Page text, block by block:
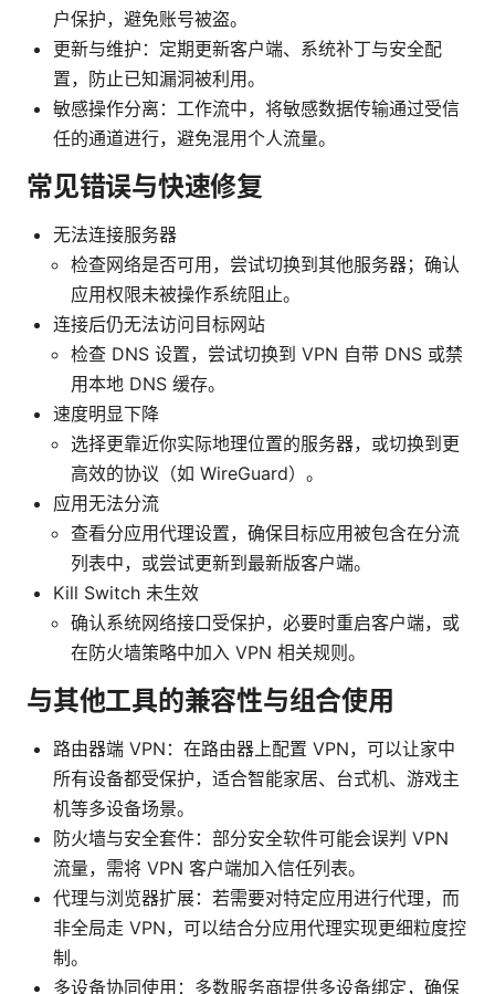
户保护，避免账号被盗。
更新与维护：定期更新客户端、系统补丁与安全配
置，防止已知漏洞被利用。
敏感操作分离：工作流中，将敏感数据传输通过受信
任的通道进行，避免混用个人流量。
常见错误与快速修复
无法连接服务器
检查网络是否可用，尝试切换到其他服务器；确认
应用权限未被操作系统阻止。
连接后仍无法访问目标网站
检查 DNS 设置，尝试切换到 VPN 自带 DNS 或禁
用本地 DNS 缓存。
速度明显下降
选择更靠近你实际地理位置的服务器，或切换到更
高效的协议（如 WireGuard）。
应用无法分流
查看分应用代理设置，确保目标应用被包含在分流
列表中，或尝试更新到最新版客户端。
Kill Switch 未生效
确认系统网络接口受保护，必要时重启客户端，或
在防火墙策略中加入 VPN 相关规则。
与其他工具的兼容性与组合使用
路由器端 VPN：在路由器上配置 VPN，可以让家中
所有设备都受保护，适合智能家居、台式机、游戏主
机等多设备场景。
防火墙与安全套件：部分安全软件可能会误判 VPN
流量，需将 VPN 客户端加入信任列表。
代理与浏览器扩展：若需要对特定应用进行代理，而
非全局走 VPN，可以结合分应用代理实现更细粒度控
制。
多设备协同使用：多数服务商提供多设备绑定，确保